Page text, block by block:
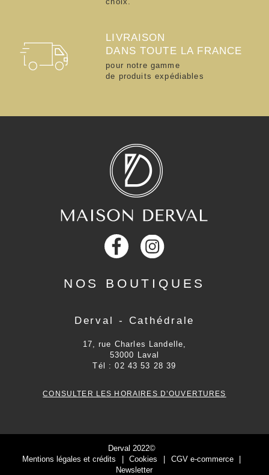
LIVRAISON
DANS TOUTE LA FRANCE
pour notre gamme
de produits expédiables
NOS BOUTIQUES
Derval - Cathédrale
17, rue Charles Landelle,
53000 Laval
Tél :02 43 53 28 39
CONSULTER LES HORAIRES D’OUVERTURES
Derval 2022©
Mentions légales et crédits
Cookies
CGV e-commerce
Newsletter